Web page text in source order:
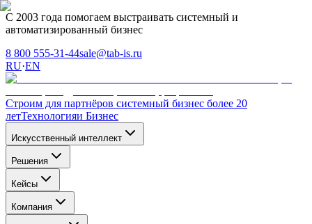
С 2003 года помогаем выстраивать системный и
автоматизированный бизнес
8 800 555-31-44sale@tab-is.ru
RU·EN
Строим для партнёров системный бизнес более 20
летТехнологияи Бизнес
Искусственный интеллект
Решения
Кейсы
Компания